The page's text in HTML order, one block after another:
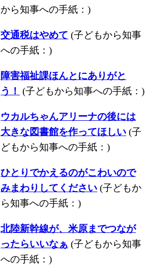
から知事への手紙：)
交通税はやめて (子どもから知事
への手紙：)
障害福祉課ほんとにありがと
う！ (子どもから知事への手紙：)
ウカルちゃんアリーナの後には
大きな図書館を作ってほしい (子
どもから知事への手紙：)
ひとりでかえるのがこわいので
みまわりしてください (子どもか
ら知事への手紙：)
北陸新幹線が、米原までつなが
ったらいいなぁ (子どもから知事
への手紙：)